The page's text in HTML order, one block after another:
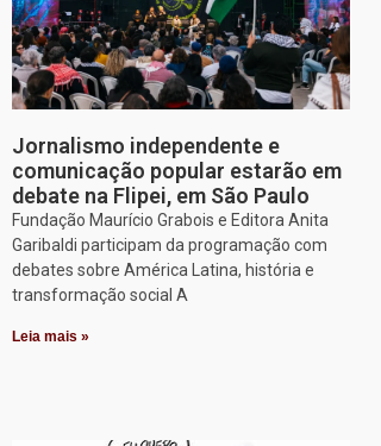
Jornalismo independente e
comunicação popular estarão em
debate na Flipei, em São Paulo
Fundação Maurício Grabois e Editora Anita
Garibaldi participam da programação com
debates sobre América Latina, história e
transformação social A
Leia mais »